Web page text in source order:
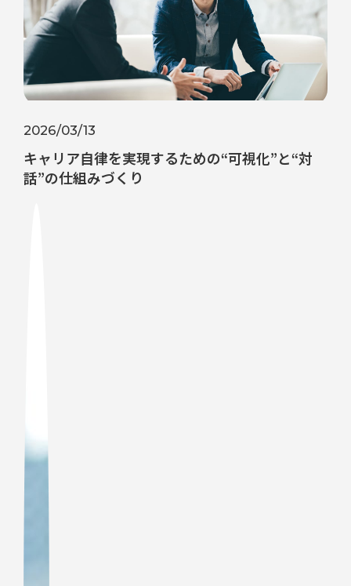
2026/03/13
キャリア自律を実現するための“可視化”と“対
話”の仕組みづくり